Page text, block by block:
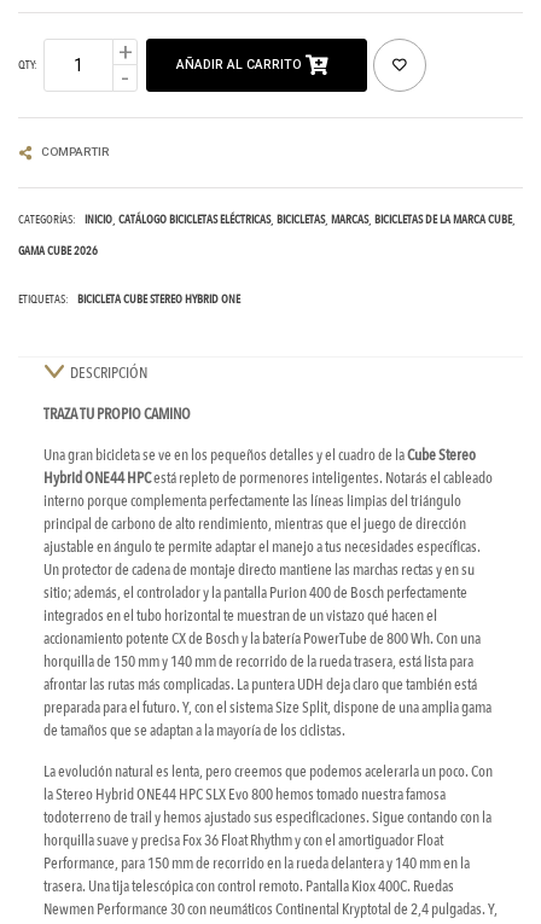
QTY: AÑADIR AL CARRITO
COMPARTIR
CATEGORÍAS: INICIO CATÁLOGO BICICLETAS ELÉCTRICAS BICICLETAS MARCAS BICICLETAS DE LA MARCA CUBE
GAMA CUBE 2026
ETIQUETAS: BICICLETA CUBE STEREO HYBRID ONE
DESCRIPCIÓN
TRAZA TU PROPIO CAMINO
Una gran bicicleta se ve en los pequeños detalles y el cuadro de laCube Stereo
Hybrid ONE44 HPCestá repleto de pormenores inteligentes. Notarás el cableado
interno porque complementa perfectamente las líneas limpias del triángulo
principal de carbono de alto rendimiento, mientras que el juego de dirección
ajustable en ángulo te permite adaptar el manejo a tus necesidades específicas.
Un protector de cadena de montaje directo mantiene las marchas rectas y en su
sitio; además, el controlador y la pantalla Purion 400 de Bosch perfectamente
integrados en el tubo horizontal te muestran de un vistazo qué hacen el
accionamiento potente CX de Bosch y la batería PowerTube de 800 Wh. Con una
horquilla de 150 mm y 140 mm de recorrido de la rueda trasera, está lista para
afrontar las rutas más complicadas. La puntera UDH deja claro que también está
preparada para el futuro. Y, con el sistema Size Split, dispone de una amplia gama
de tamaños que se adaptan a la mayoría de los ciclistas.
La evolución natural es lenta, pero creemos que podemos acelerarla un poco. Con
la Stereo Hybrid ONE44 HPC SLX Evo 800 hemos tomado nuestra famosa
todoterreno de trail y hemos ajustado sus especificaciones. Sigue contando con la
horquilla suave y precisa Fox 36 Float Rhythm y con el amortiguador Float
Performance, para 150 mm de recorrido en la rueda delantera y 140 mm en la
trasera. Una tija telescópica con control remoto. Pantalla Kiox 400C. Ruedas
Newmen Performance 30 con neumáticos Continental Kryptotal de 2,4 pulgadas. Y,